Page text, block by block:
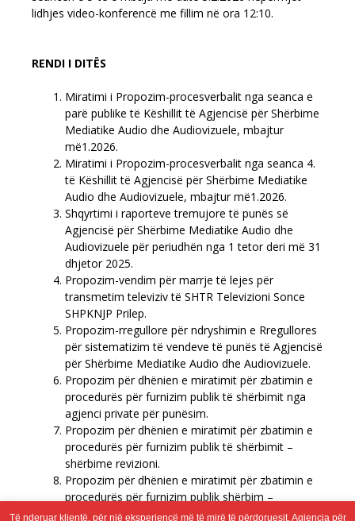
lidhjes video-konferencë me fillim në ora 12:10.
RENDI I DITËS
Miratimi i Propozim-procesverbalit nga seanca e
parë publike të Këshillit të Agjencisë për Shërbime
Mediatike Audio dhe Audiovizuele, mbajtur
më1.2026.
Miratimi i Propozim-procesverbalit nga seanca 4.
të Këshillit të Agjencisë për Shërbime Mediatike
Audio dhe Audiovizuele, mbajtur më1.2026.
Shqyrtimi i raporteve tremujore të punës së
Agjencisë për Shërbime Mediatike Audio dhe
Audiovizuele për periudhën nga 1 tetor deri më 31
dhjetor 2025.
Propozim-vendim për marrje të lejes për
transmetim televiziv të SHTR Televizioni Sonce
SHPKNJP Prilep.
Propozim-rregullore për ndryshimin e Rregullores
për sistematizim të vendeve të punës të Agjencisë
për Shërbime Mediatike Audio dhe Audiovizuele.
Propozim për dhënien e miratimit për zbatimin e
procedurës për furnizim publik të shërbimit nga
agjenci private për punësim.
Propozim për dhënien e miratimit për zbatimin e
procedurës për furnizim publik të shërbimit –
shërbime revizioni.
Propozim për dhënien e miratimit për zbatimin e
procedurës për furnizim publik shërbim –
shërbime të sigurimit financiar.
Të nderuar klientë, për një eksperiencë më të mirë të përdoruesit, Agjencia për